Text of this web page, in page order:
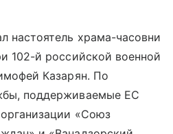
настоятель храма-часовни
102-й российской военной
Казарян. По
поддерживаемые ЕС
«Союз